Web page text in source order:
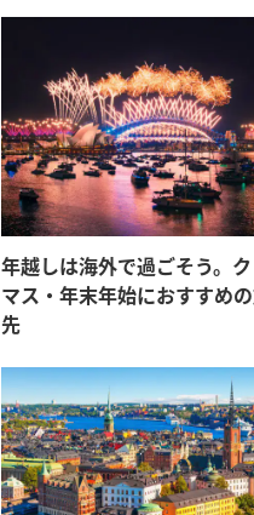
年越しは海外で過ごそう。
マス・年末年始におすすめ
先